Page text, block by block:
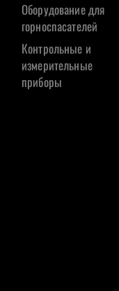
Оборудование для
горноспасателей
Контрольные и
измерительные
приборы